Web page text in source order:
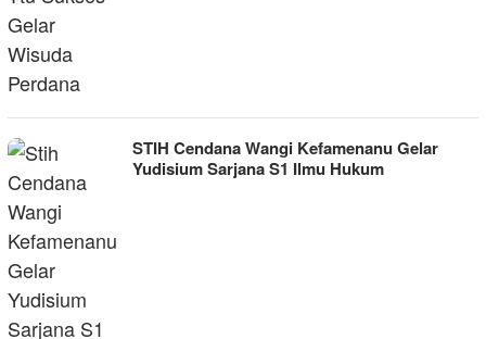
STIH Cendana Wangi Kefamenanu Gelar
Yudisium Sarjana S1 Ilmu Hukum